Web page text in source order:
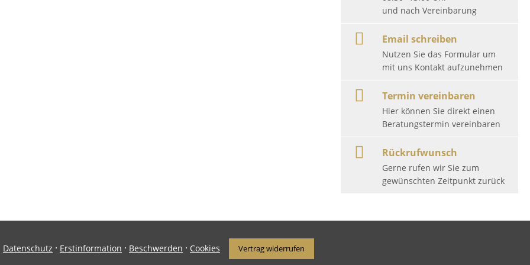
und nach Vereinbarung
Email schreiben
Nutzen Sie das Formular um
mit uns Kontakt aufzunehmen
Termin vereinbaren
Hier können Sie direkt einen
Beratungstermin vereinbaren
Rückrufwunsch
Gerne rufen wir Sie zum
gewünschten Zeitpunkt zurück
Datenschutz · Erstinformation · Beschwerden · Cookies Vertrag widerrufen